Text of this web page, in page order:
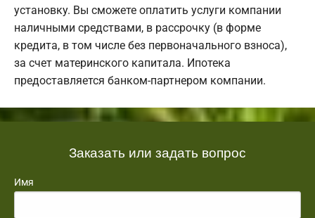
установку. Вы сможете оплатить услуги компании
наличными средствами, в рассрочку (в форме
кредита, в том числе без первоначального взноса),
за счет материнского капитала. Ипотека
предоставляется банком-партнером компании.
Заказать или задать вопрос
Имя